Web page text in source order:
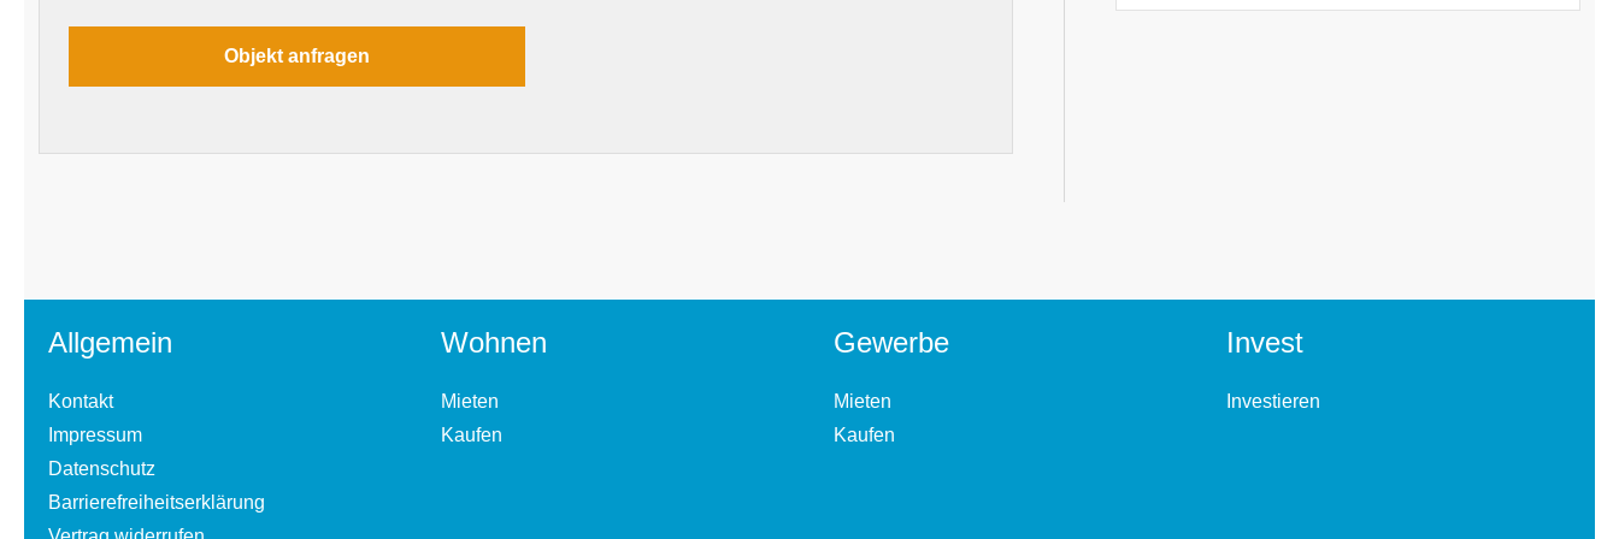
Allgemein
Kontakt
Impressum
Datenschutz
Barrierefreiheitserklärung
Wohnen
Mieten
Kaufen
Gewerbe
Mieten
Kaufen
Invest
Investieren